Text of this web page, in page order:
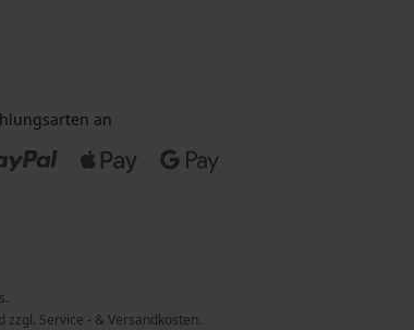
an
zzgl. Service - & Versandkosten.